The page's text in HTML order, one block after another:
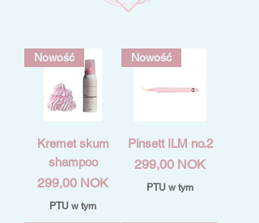
Nowość
Kremet skum
shampoo
Cena
299,00 NOK
PTU w tym
Nowość
Pinsett ILM no.2
Cena
299,00 NOK
PTU w tym